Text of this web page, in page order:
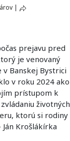
|
prejavu pred
je venovaný
Banskej Bystrici
v roku 2024 ako
prístupom k
životných
ktorú si rodiny
Krošlákírka